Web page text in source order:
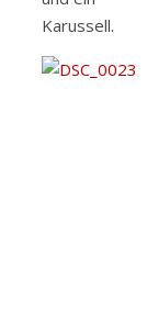
Karussell.